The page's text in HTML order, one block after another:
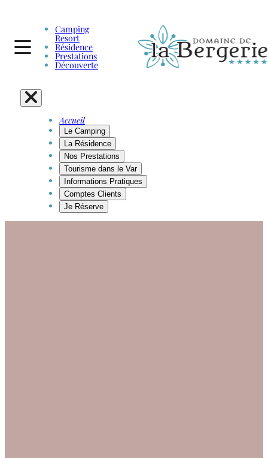
Camping
Resort
Résidence
Prestations
Découverte
Accueil
Le Camping
La Résidence
Nos Prestations
Tourisme dans le Var
Informations Pratiques
Comptes Clients
Je Réserve